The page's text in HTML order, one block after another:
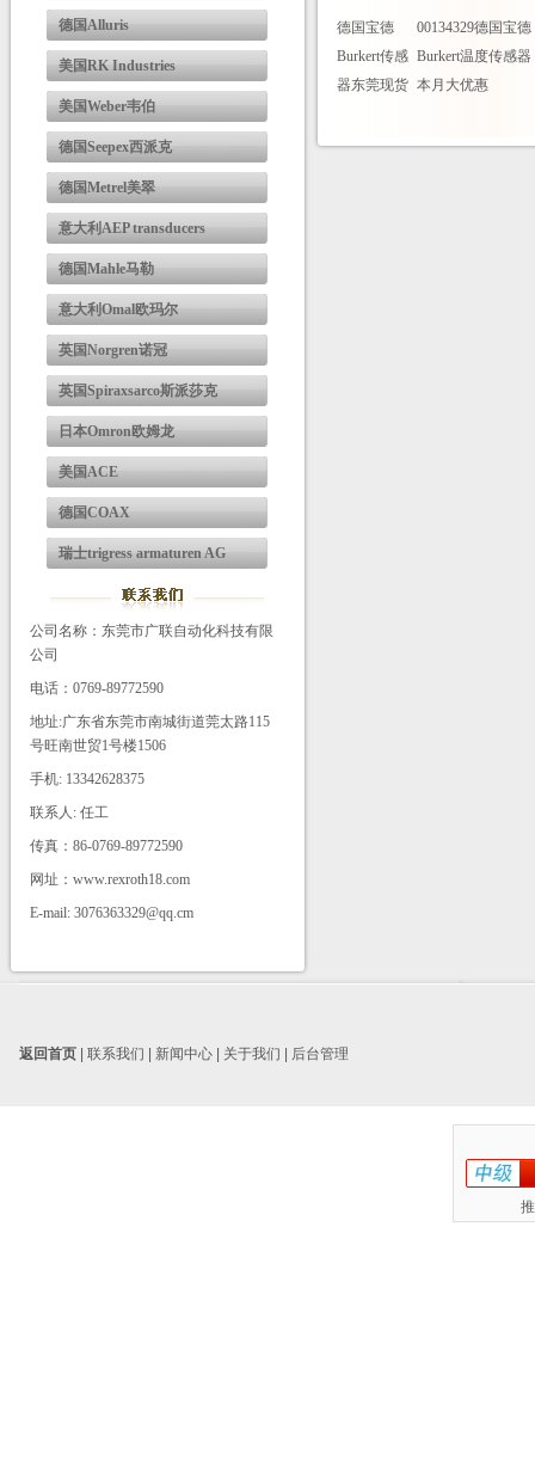
德国Alluris
美国RK Industries
美国Weber韦伯
德国Seepex西派克
德国Metrel美翠
意大利AEP transducers
德国Mahle马勒
意大利Omal欧玛尔
英国Norgren诺冠
英国Spiraxsarco斯派莎克
日本Omron欧姆龙
美国ACE
德国COAX
瑞士trigress armaturen AG
公司名称：东莞市广联自动化科技有限
公司
电话：0769-89772590
地址:广东省东莞市南城街道莞太路115
号旺南世贸1号楼1506
手机: 13342628375
联系人: 任工
传真：86-0769-89772590
网址：www.rexroth18.com
E-mail: 3076363329@qq.cm
德国宝德
Burkert传感
器东莞现货
00134329德国宝德
Burkert温度传感器
本月大优惠
返回首页 联系我们 新闻中心 关于我们 后台管理